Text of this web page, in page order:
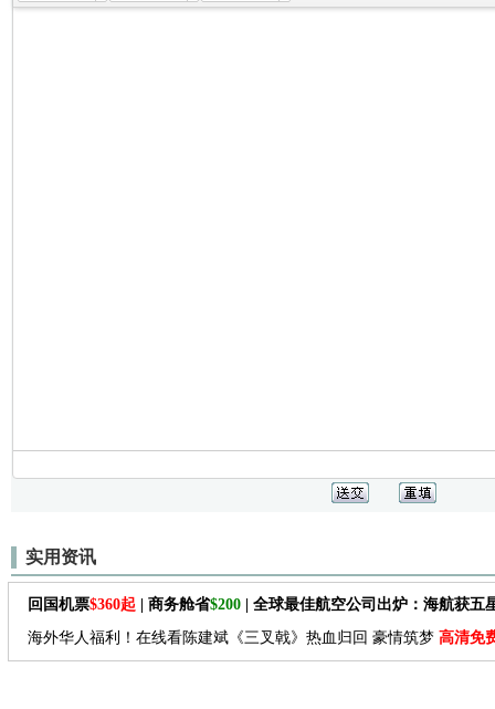
实用资讯
回国机票$360起 | 商务舱省$200 | 全球最佳航空公司出炉：海航获五
海外华人福利！在线看陈建斌《三叉戟》热血归回 豪情筑梦 高清免